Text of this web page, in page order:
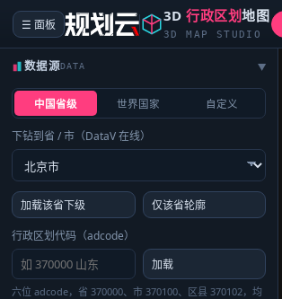
☰ 面板 3D行政区划地图
3D MAP STUDIO
数据源DATA ▶
中国省级 世界国家 自定义
下钻到省 / 市（DataV 在线）
加载该省下级
仅该省轮廓
行政区划代码（adcode）
加载
六位 adcode，省 370000、市 370100、区县 370102，均